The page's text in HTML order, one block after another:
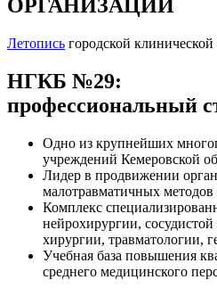
ОРГАНИЗАЦИИ
Летопись городской
НГКБ №29:
профессиональный
Одно из крупнейших
учреждений Кемеровской
Лидер в продвижении
малотравматичных методов
Комплекс
нейрохирургии,
хирургии, травматологии,
Учебная база повышения
среднего медицинского